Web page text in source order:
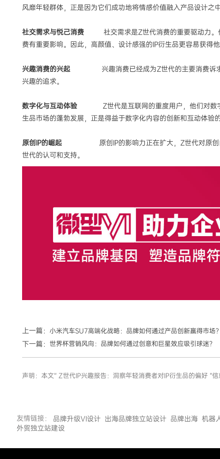
风靡年轻群体，正是因为它们成功地将情感价值融入产品设计之
社交需求与悦己消费 社交需求是Z世代消费的重要驱动力。他
费有重要影响。因此，高颜值、设计感强的IP衍生品更容易获得
兴趣消费的兴起 兴趣消费已经成为Z世代的主要消费诉求之
兴趣的追求。
数字化与互动体验 Z世代是互联网的重度用户，他们对数字化
生品市场的蓬勃发展，正是得益于数字化内容的创新和互动体验
原创IP的崛起 原创IP的影响力正在扩大，Z世代对原创内容
世代的认可和支持。
上一篇： 小米汽车SU7高端化战略：品牌如何通过产品创新赢得市场
下一篇： 世界杯营销风向：品牌如何通过创意和巨星效应吸引球迷？
声明：本文“ Z世代IP兴趣报告：洞察年轻消费者对IP衍生品的偏好
友情链接： 品牌升级VI设计 出海品牌独立站设计 品牌出海 机器
外贸独立站建设